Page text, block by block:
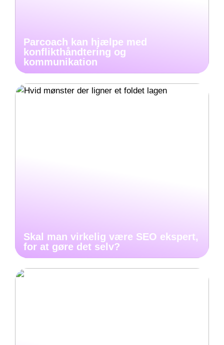
Parcoach kan hjælpe med
konflikthåndtering og
kommunikation
Skal man virkelig være SEO ekspert,
for at gøre det selv?